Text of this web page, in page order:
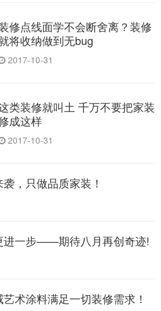
修点线面学不会断舍离？装修
将收纳做到无bug
2017-10-31
类装修就叫土 千万不要把家装
成这样
2017-10-31
，只做品质家装！
进一步——期待八月再创奇迹!
术涂料满足一切装修需求！